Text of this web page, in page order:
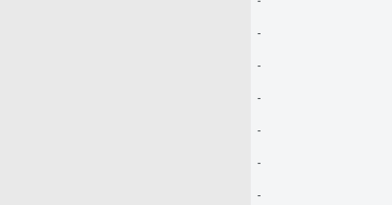
-
-
-
-
-
-